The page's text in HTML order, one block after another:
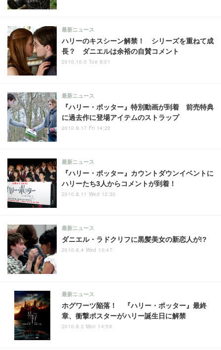
ハリーのキスシーン解禁！ シリーズを重ねて成
長？ ダニエルは余裕の自賛コメント
最新ニュース
2010.10.5 Tue 9:01
『ハリー・ポッター』特別動画が到着 前売特典
に過去作に登場アイテムのストラップ
最新ニュース
2010.9.17 Fri 14:22
『ハリー・ポッター』カウントダウンイベントに
ハリーたち3人からコメントが到着！
最新ニュース
2010.8.11 Wed 12:30
ダニエル・ラドクリフに黒髪美女の新恋人が!?
最新ニュース
2010.8.4 Wed 10:47
ホグワーツ陥落！ 『ハリー・ポッター』最終
章、衝撃ポスターがハリー誕生日に解禁
最新ニュース
2010.8.2 Mon 14:59